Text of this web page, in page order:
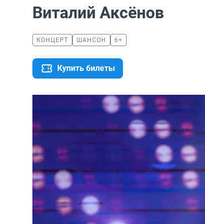
Виталий Аксёнов
КОНЦЕРТ ШАНСОН 6+
Купить билеты